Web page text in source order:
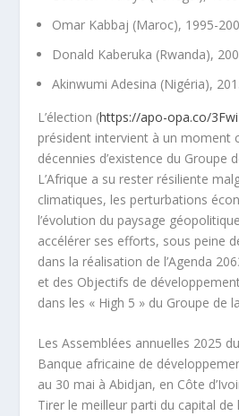
Omar Kabbaj (Maroc), 1995-
Donald Kaberuka (Rwanda),
Akinwumi Adesina (Nigéria),
L’élection (https://apo-opa.co/
président intervient à un moment
décennies d’existence du Groupe
L’Afrique a su rester résiliente
climatiques, les perturbations
l’évolution du paysage
accélérer ses efforts, sous peine
dans la réalisation de l’Agenda
et des Objectifs de
dans les « High 5 » du Groupe de
Les Assemblées annuelles 2025
Banque africaine de
au 30 mai à Abidjan, en Côte
Tirer le meilleur parti du capital de